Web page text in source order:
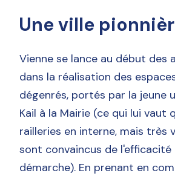
Une ville
Vienne se lance au début des
dans la réalisation des
dégenrés, portés par la jeune
Kail à la Mairie (ce qui lui vaut
railleries en interne, mais très
sont convaincus de l'efficacité
démarche). En prenant en